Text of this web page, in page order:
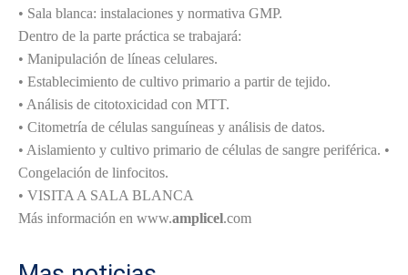
• Sala blanca: instalaciones y normativa GMP.
Dentro de la parte práctica se trabajará:
• Manipulación de líneas celulares.
• Establecimiento de cultivo primario a partir de tejido.
• Análisis de citotoxicidad con MTT.
• Citometría de células sanguíneas y análisis de datos.
• Aislamiento y cultivo primario de células de sangre periférica. •
Congelación de linfocitos.
• VISITA A SALA BLANCA
Más información en www.amplicel.com